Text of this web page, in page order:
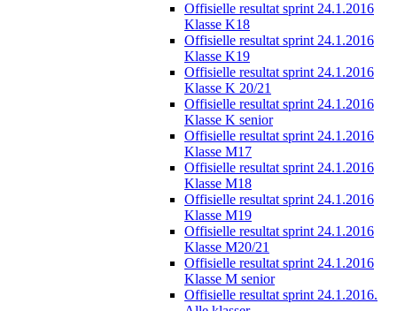
Offisielle resultat sprint 24.1.2016
Klasse K18
Offisielle resultat sprint 24.1.2016
Klasse K19
Offisielle resultat sprint 24.1.2016
Klasse K 20/21
Offisielle resultat sprint 24.1.2016
Klasse K senior
Offisielle resultat sprint 24.1.2016
Klasse M17
Offisielle resultat sprint 24.1.2016
Klasse M18
Offisielle resultat sprint 24.1.2016
Klasse M19
Offisielle resultat sprint 24.1.2016
Klasse M20/21
Offisielle resultat sprint 24.1.2016
Klasse M senior
Offisielle resultat sprint 24.1.2016.